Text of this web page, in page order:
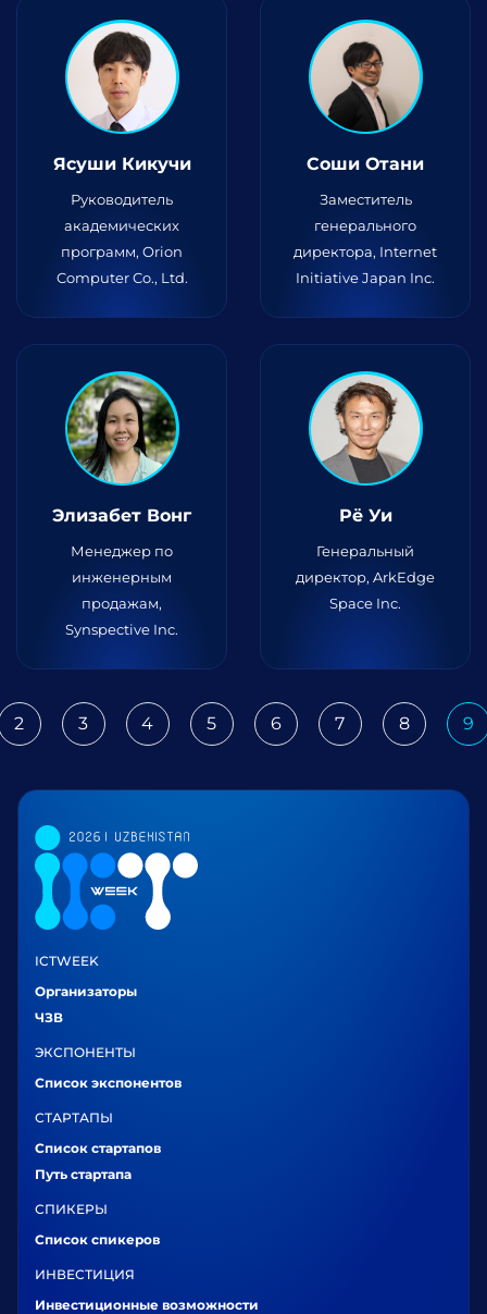
Ясуши Кикучи
Руководитель
академических
программ, Orion
Computer Co., Ltd.
Соши Отани
Заместитель
генерального
директора, Internet
Initiative Japan Inc.
Элизабет Вонг
Менеджер по
инженерным
продажам,
Synspective Inc.
Рё Уи
Генеральный
директор, ArkEdge
Space Inc.
2 3 4 5 6 7 8 9
ICTWEEK
Организаторы
ЧЗВ
ЭКСПОНЕНТЫ
Список экспонентов
СТАРТАПЫ
Список стартапов
Путь стартапа
СПИКЕРЫ
Список спикеров
ИНВЕСТИЦИЯ
Инвестиционные возможности